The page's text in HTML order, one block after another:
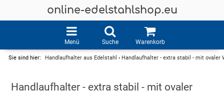
online-edelstahlshop.eu
Menü Suche Warenkorb
Sie sind hier: Handlaufhalter aus Edelstahl › Handlaufhalter - extra stabil - mit ovaler
Handlaufhalter - extra stabil - mit ovaler